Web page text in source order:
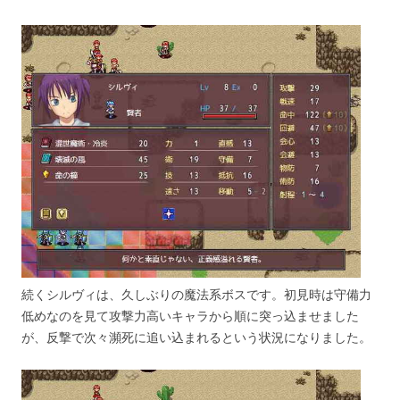
続くシルヴィは、久しぶりの魔法系ボスです。初見時は守備力
低めなのを見て攻撃力高いキャラから順に突っ込ませました
が、反撃で次々瀕死に追い込まれるという状況になりました。